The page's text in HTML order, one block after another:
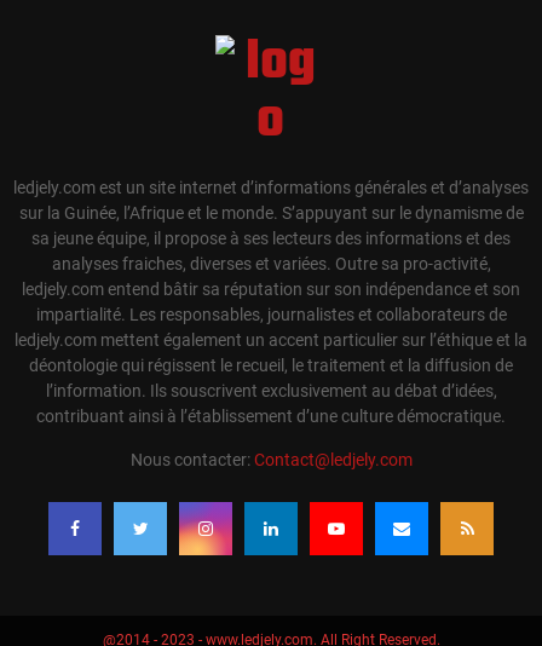
ledjely.com est un site internet d’informations générales et d’analyses
sur la Guinée, l’Afrique et le monde. S’appuyant sur le dynamisme de
sa jeune équipe, il propose à ses lecteurs des informations et des
analyses fraiches, diverses et variées. Outre sa pro-activité,
ledjely.com entend bâtir sa réputation sur son indépendance et son
impartialité. Les responsables, journalistes et collaborateurs de
ledjely.com mettent également un accent particulier sur l’éthique et la
déontologie qui régissent le recueil, le traitement et la diffusion de
l’information. Ils souscrivent exclusivement au débat d’idées,
contribuant ainsi à l’établissement d’une culture démocratique.
Nous contacter:Contact@ledjely.com
@2014 - 2023 - www.ledjely.com. All Right Reserved.